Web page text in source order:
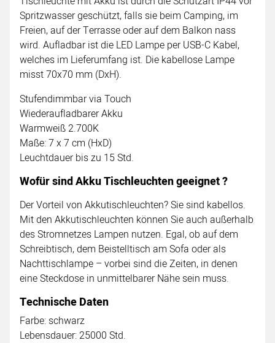
Spritzwasser geschützt, falls sie beim Camping, im
Freien, auf der Terrasse oder auf dem Balkon nass
wird. Aufladbar ist die LED Lampe per USB-C Kabel,
welches im Lieferumfang ist. Die kabellose Lampe
misst 70x70 mm (DxH).
Stufendimmbar via Touch
Wiederaufladbarer Akku
Warmweiß 2.700K
Maße: 7 x 7 cm (HxD)
Leuchtdauer bis zu 15 Std.
Wofür sind Akku Tischleuchten geeignet ?
Der Vorteil von Akkutischleuchten? Sie sind kabellos.
Mit den Akkutischleuchten können Sie auch außerhalb
des Stromnetzes Lampen nutzen. Egal, ob auf dem
Schreibtisch, dem Beistelltisch am Sofa oder als
Nachttischlampe – vorbei sind die Zeiten, in denen
eine Steckdose in unmittelbarer Nähe sein muss.
Technische Daten
Farbe: schwarz
Lebensdauer: 25000 Std.